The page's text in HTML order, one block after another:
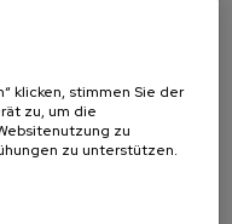
klicken, stimmen Sie der
zu, um die
zu
zu unterstützen.